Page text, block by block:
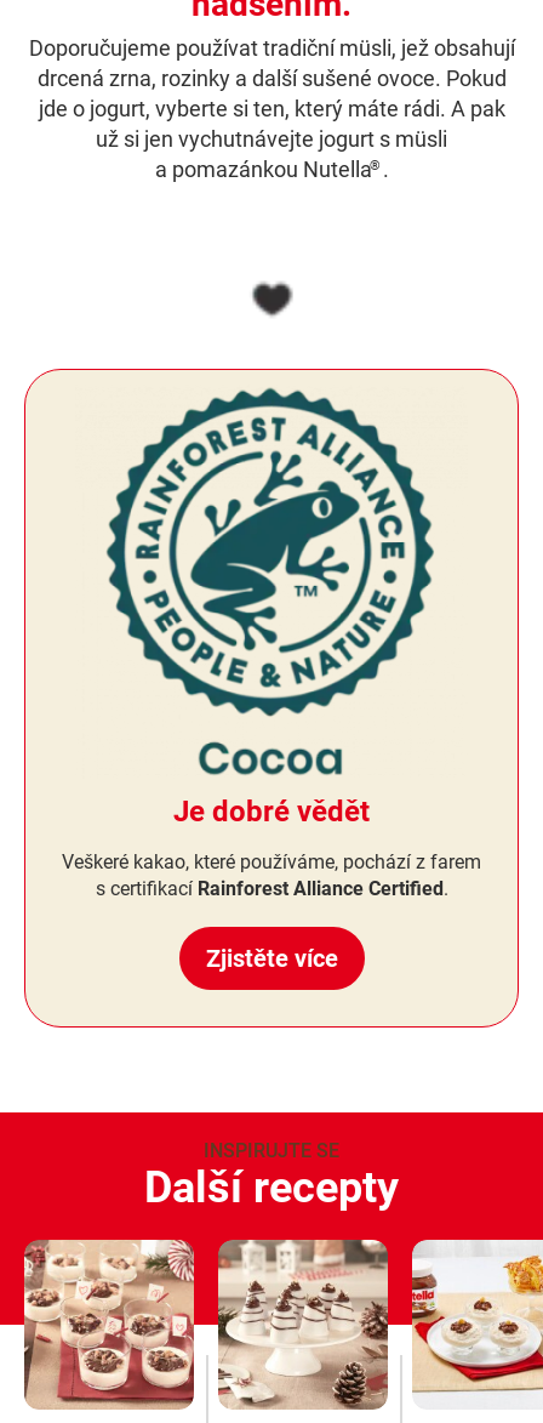
Doporučujeme používat tradiční müsli, jež obsahují
drcená zrna, rozinky a další sušené ovoce. Pokud
jde o jogurt, vyberte si ten, který máte rádi. A pak
už si jen vychutnávejte jogurt s müsli
a pomazánkou Nutella® .
Je dobré vědět
Veškeré kakao, které používáme, pochází z farem
s certifikací Rainforest Alliance Certified.
Zjistěte více
INSPIRUJTE SE
Další recepty